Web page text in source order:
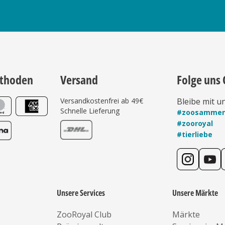
Versand
Versandkostenfrei ab 49€
Schnelle Lieferung
Folge
Bleibe mit
#zooroyal
#tierliebe
Unsere Services
ZooRoyal Club
Unsere Märkte
Märkte